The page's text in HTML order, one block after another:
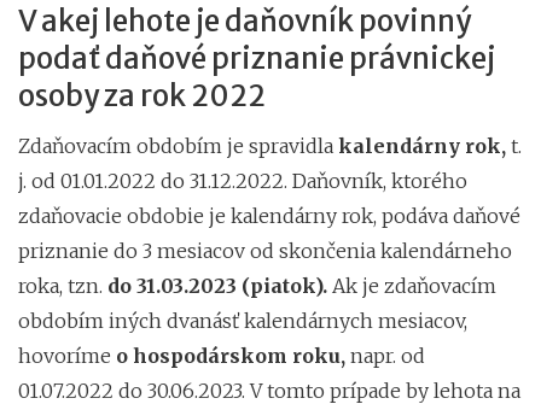
V akej lehote je daňovník povinný
podať daňové priznanie právnickej
osoby za rok 2022
Zdaňovacím obdobím je spravidla kalendárny rok, t.
j. od 01.01.2022 do 31.12.2022. Daňovník, ktorého
zdaňovacie obdobie je kalendárny rok, podáva daňové
priznanie do 3 mesiacov od skončenia kalendárneho
roka, tzn. do 31.03.2023 (piatok). Ak je zdaňovacím
obdobím iných dvanásť kalendárnych mesiacov,
hovoríme o hospodárskom roku, napr. od
01.07.2022 do 30.06.2023. V tomto prípade by lehota na